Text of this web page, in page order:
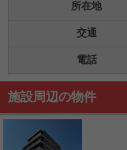
所在地
交通
電話
施設周辺の物件